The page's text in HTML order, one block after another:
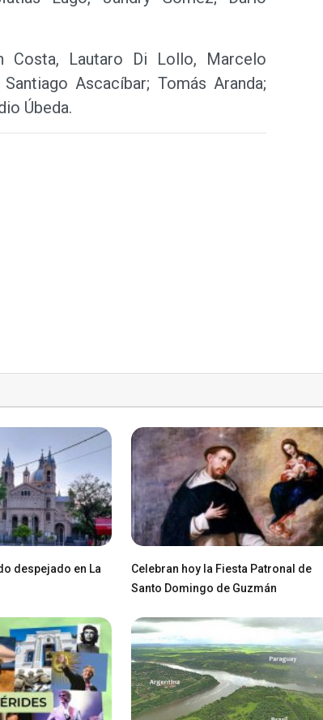
Costa, Lautaro Di Lollo, Marcelo
Ascacíbar; Tomás Aranda;
Úbeda.
despejado en La
Celebran hoy la Fiesta Patronal de
Santo Domingo de Guzmán